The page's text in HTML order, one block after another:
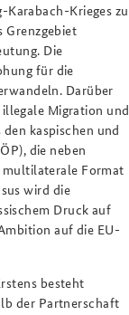
Krieges zu
Grenzgebiet
Die
für die
Darüber
Migration und
kaspischen und
die neben
multilaterale Format
wird die
Druck auf
auf die EU-
besteht
der Partnerschaft